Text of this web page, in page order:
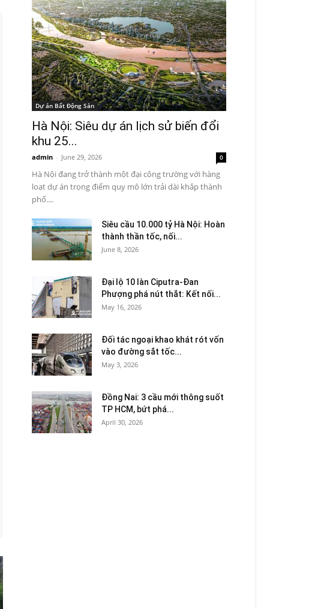
Dự án Bất Động Sản
Hà Nội: Siêu dự án lịch sử biến đổi
khu 25...
admin - June 29, 2026 0
Hà Nội đang trở thành một đại công trường với hàng
loạt dự án trọng điểm quy mô lớn trải dài khắp thành
phố....
Siêu cầu 10.000 tỷ Hà Nội: Hoàn
thành thần tốc, nối...
June 8, 2026
Đại lộ 10 làn Ciputra-Đan
Phượng phá nút thắt: Kết nối...
May 16, 2026
Đối tác ngoại khao khát rót vốn
vào đường sắt tốc...
May 3, 2026
Đồng Nai: 3 cầu mới thông suốt
TP HCM, bứt phá...
April 30, 2026